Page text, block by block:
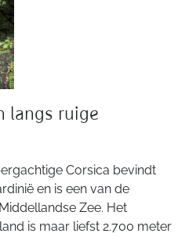
langs ruige
Corsica bevindt
en is een van de
Zee. Het
is maar liefst 2.700 meter